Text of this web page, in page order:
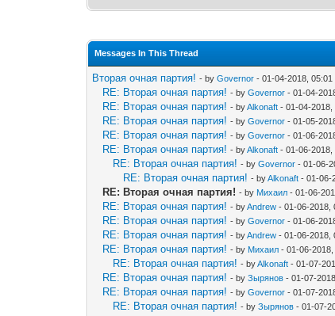
Messages In This Thread
Вторая очная партия! - byGovernor - 01-04-2018, 05:01
RE: Вторая очная партия! - byGovernor - 01-04-
RE: Вторая очная партия! - byAlkonaft - 01-04-2018,
RE: Вторая очная партия! - byGovernor - 01-05-
RE: Вторая очная партия! - byGovernor - 01-06-
RE: Вторая очная партия! - byAlkonaft - 01-06-2018,
RE: Вторая очная партия! - byGovernor - 01-06-
RE: Вторая очная партия! - byAlkonaft - 01-06-
RE: Вторая очная партия! - by Михаил - 01-06-
RE: Вторая очная партия! - byAndrew - 01-06-2018,
RE: Вторая очная партия! - byGovernor - 01-06-
RE: Вторая очная партия! - byAndrew - 01-06-2018,
RE: Вторая очная партия! - by Михаил - 01-06-
RE: Вторая очная партия! - byAlkonaft - 01-07-
RE: Вторая очная партия! - byЗырянов - 01-07-
RE: Вторая очная партия! - byGovernor - 01-07-
RE: Вторая очная партия! - byЗырянов - 01-07-